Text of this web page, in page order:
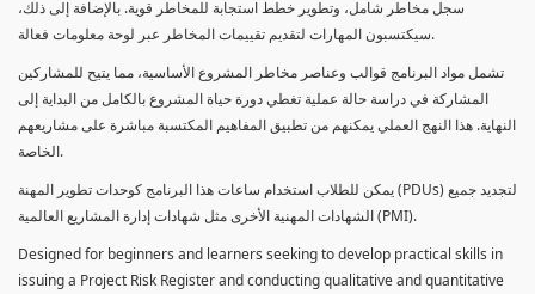
سجل مخاطر شامل، وتطوير خطط استجابة للمخاطر قوية. بالإضافة إلى ذلك،
سيكتسبون المهارات لتقديم تقييمات المخاطر عبر لوحة معلومات فعالة.
تشمل مواد البرنامج قوالب وعناصر مخاطر المشروع الأساسية، مما يتيح للمشاركين
المشاركة في دراسة حالة عملية تغطي دورة حياة المشروع بالكامل من البداية إلى
النهاية. هذا النهج العملي يمكنهم من تطبيق المفاهيم المكتسبة مباشرة على مشاريعهم
الخاصة.
يمكن للطلاب استخدام ساعات هذا البرنامج كوحدات تطوير المهنة (PDUs) لتجديد جميع
الشهادات المهنية الأخرى مثل شهادات إدارة المشاريع العالمية (PMI).
Designed for beginners and learners seeking to develop practical skills in
issuing a Project Risk Register and conducting qualitative and quantitative